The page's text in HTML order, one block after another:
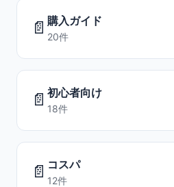
📄 購入ガイド
20件
📄 初心者向け
18件
📄 コスパ
12件